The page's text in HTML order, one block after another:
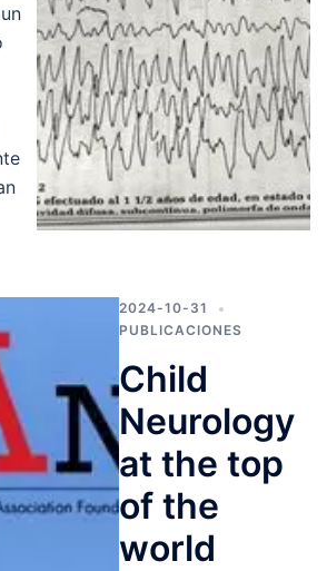
2024-10-31
PUBLICACIONES
Child
Neurology
at the top
of the
world